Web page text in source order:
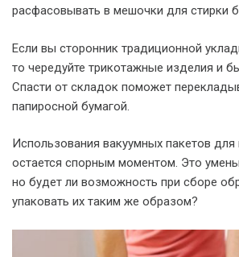
расфасовывать в мешочки для стирки
Если вы сторонник традиционной
то чередуйте трикотажные изделия и
Спасти от складок поможет
папиросной бумагой.
Использования вакуумных пакетов для
остается спорным моментом. Это
но будет ли возможность при сборе
упаковать их таким же образом?